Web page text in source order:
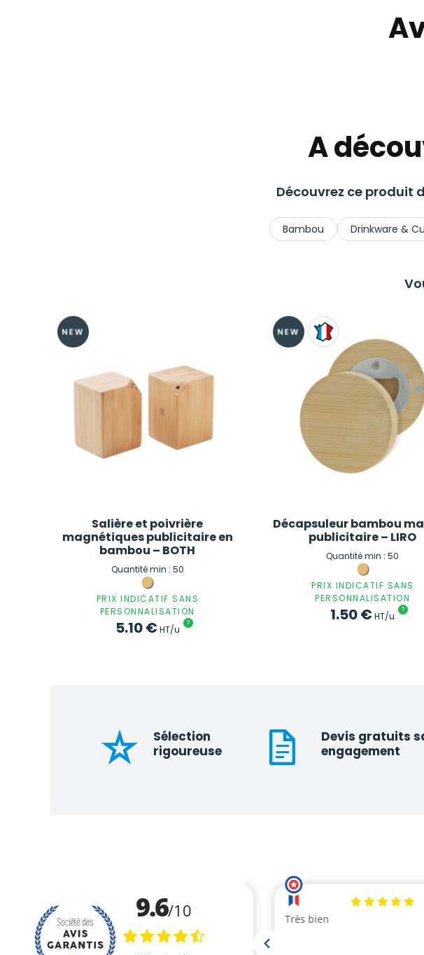
A
Découvrez ce produit
Bambou Drinkware &
Salière et poivrière
magnétiques publicitaire en
bambou – BOTH
Quantité min : 50
PRIX INDICATIF SANS
PERSONNALISATION
5.10€HT/u
?
Décapsuleur bambou
publicitaire – LIRO
Quantité min : 50
PRIX INDICATIF SANS
PERSONNALISATION
1.50€HT/u
?
Sélection
rigoureuse
Devis gratuits
engagement